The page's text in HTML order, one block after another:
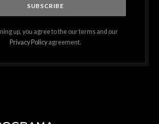
up, you agree to the our terms and our
Privacy Policy agreement.